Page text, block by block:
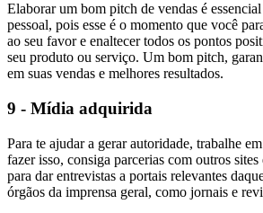
Elaborar um bom pitch de vendas é
pessoal, pois esse é o momento que você
ao seu favor e enaltecer todos os pontos
seu produto ou serviço. Um bom pitch,
em suas vendas e melhores resultados.
9 - Mídia adquirida
Para te ajudar a gerar autoridade, trabalhe
fazer isso, consiga parcerias com outros
para dar entrevistas a portais relevantes
órgãos da imprensa geral, como jornais e